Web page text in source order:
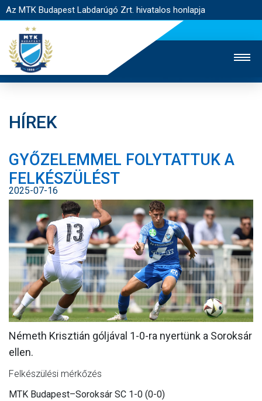
Az MTK Budapest Labdarúgó Zrt. hivatalos honlapja
JEGYÉRTÉKESÍTÉS
WEBSHOP
STADION
EGYESÜLET
NYITÓLAP
HÍREK
CSAPATOK
MÉRKŐZÉSEK
KLUB
GALÉRIA
AKKREDITÁCIÓ
HÍREK
GYŐZELEMMEL FOLYTATTUK A
FELKÉSZÜLÉST
2025-07-16
Németh Krisztián góljával 1-0-ra nyertünk a Soroksár
ellen.
Felkészülési mérkőzés
MTK Budapest–Soroksár SC 1-0 (0-0)